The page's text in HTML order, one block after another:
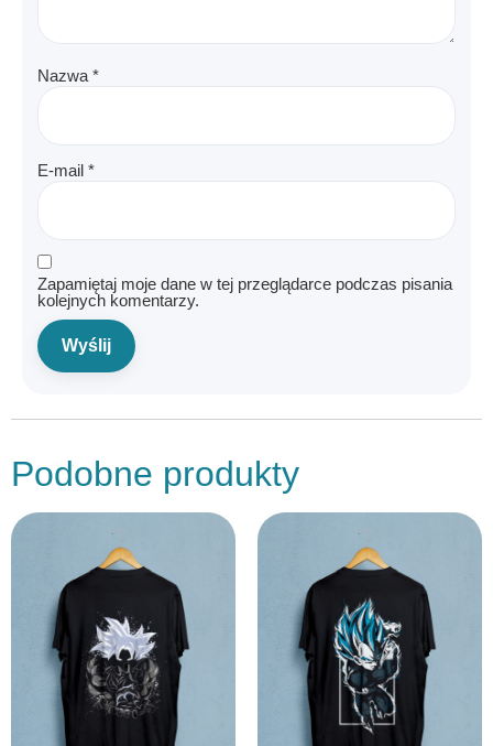
Nazwa *
E-mail *
Zapamiętaj moje dane w tej przeglądarce podczas pisania
kolejnych komentarzy.
Podobne produkty